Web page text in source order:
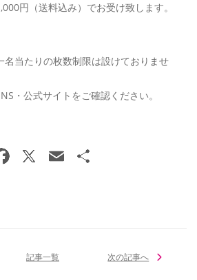
円（送料込み）でお受け致します。
名当たりの枚数制限は設けておりませ
・公式サイトをご確認ください。
記事一覧 次の記事へ